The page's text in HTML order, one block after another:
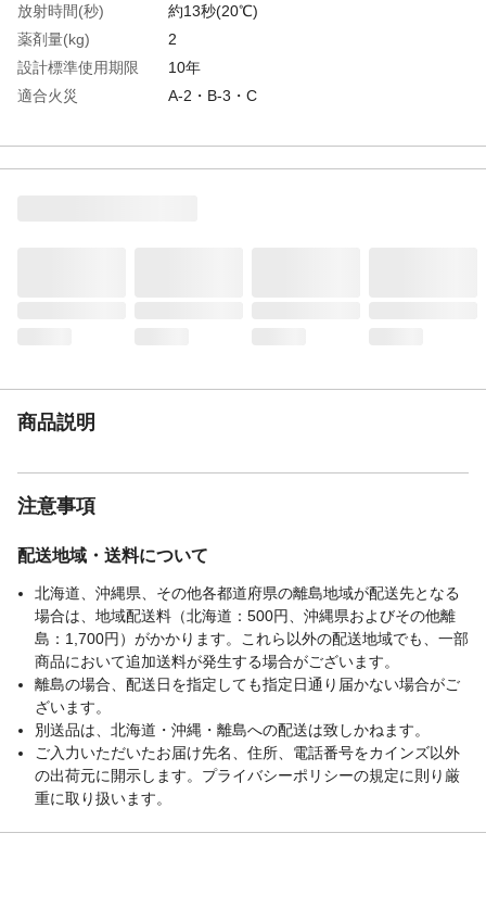
放射時間(秒)
約13秒(20℃)
薬剤量(kg)
2
設計標準使用期限
10年
適合火災
A-2・B-3・C
重さ
4.300KG
商品説明
注意事項
配送地域・送料について
北海道、沖縄県、その他各都道府県の離島地域が配送先となる
場合は、地域配送料（北海道：500円、沖縄県およびその他離
島：1,700円）がかかります。これら以外の配送地域でも、一部
商品において追加送料が発生する場合がございます。
離島の場合、配送日を指定しても指定日通り届かない場合がご
ざいます。
別送品は、北海道・沖縄・離島への配送は致しかねます。
ご入力いただいたお届け先名、住所、電話番号をカインズ以外
の出荷元に開示します。プライバシーポリシーの規定に則り厳
重に取り扱います。